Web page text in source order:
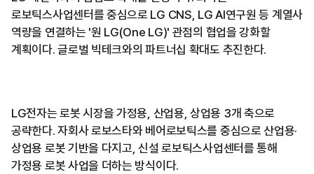
로보틱스사업센터를 중심으로 LG CNS, LG AI연구원 등 계열사
역량을 연결하는 '원 LG(One LG)' 관점의 협업을 강화할
계획이다. 글로벌 빅테크와의 파트너십 확대도 추진한다.
LG전자는 로봇 시장을 가정용, 산업용, 상업용 3개 축으로
공략한다. 자회사 로보스타와 베어로보틱스를 중심으로 산업용·
상업용 로봇 기반을 다지고, 신설 로보틱스사업센터를 통해
가정용 로봇 사업을 더하는 방식이다.